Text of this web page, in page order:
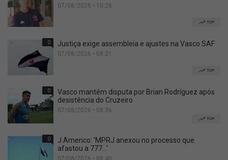
07/08/2026 • 10:26
TOP
0 Justiça exige assembleia e ajustes na Vasco SAF
07/08/2026 • 08:21
TOP
0
Vasco mantém disputa por Brian Rodríguez após
desistência do Cruzeiro
07/08/2026 • 08:36
TOP
0
J.Americo: 'MPRJ anexou no processo que
afastou a 777...'
07/08/2026 • 08:40